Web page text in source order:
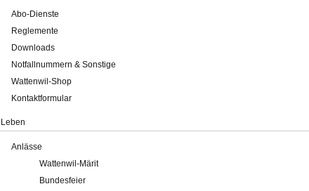
Abo-Dienste
Reglemente
Downloads
Notfallnummern & Sonstige
Wattenwil-Shop
Kontaktformular
Leben
Anlässe
Wattenwil-Märit
Bundesfeier